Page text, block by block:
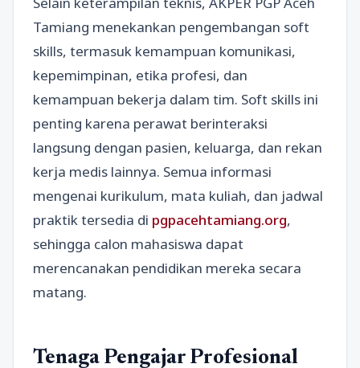
Tamiang menekankan pengembangan soft
skills, termasuk kemampuan komunikasi,
kepemimpinan, etika profesi, dan
kemampuan bekerja dalam tim. Soft skills ini
penting karena perawat berinteraksi
langsung dengan pasien, keluarga, dan rekan
kerja medis lainnya. Semua informasi
mengenai kurikulum, mata kuliah, dan jadwal
praktik tersedia di pgpacehtamiang.org,
sehingga calon mahasiswa dapat
merencanakan pendidikan mereka secara
matang.
Tenaga Pengajar Profesional